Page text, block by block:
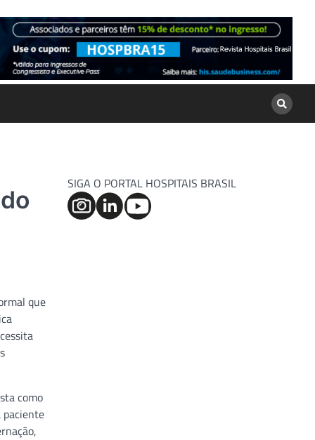
que
como
paciente
SIGA O PORTAL HOSPITAIS BRASIL